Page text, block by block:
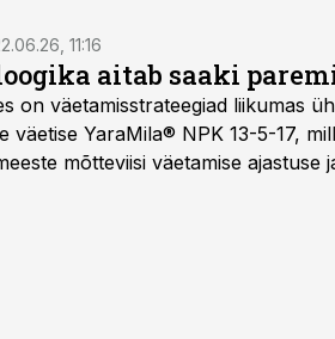
11:16
aitab saaki
on väetamisstrateegiad liikumas
YaraMila® NPK 13-5-17,
mõtteviisi väetamise ajastuse